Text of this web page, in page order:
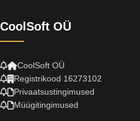
CoolSoft OÜ
CoolSoft OÜ
Registrikood 16273102
Privaatsustingimused
Müügitingimused